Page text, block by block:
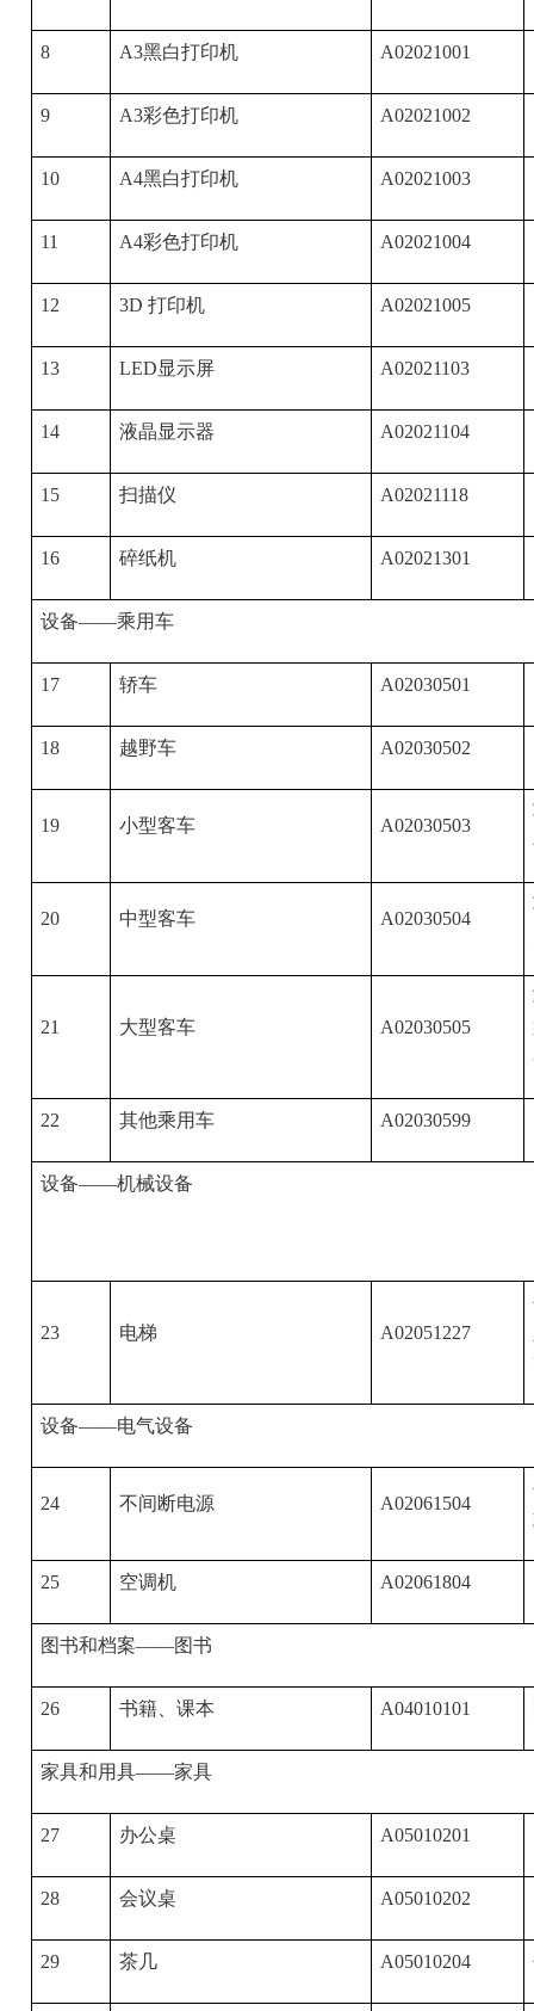
8 A3黑白打印机 A02021001
9 A3彩色打印机 A02021002
10 A4黑白打印机 A02021003
11 A4彩色打印机 A02021004
12 3D 打印机 A02021005
13 LED显示屏 A02021103
14 液晶显示器 A02021104
15 扫描仪 A02021118
16 碎纸机 A02021301
设备——乘用车
17 轿车 A02030501
18 越野车 A02030502
19 小型客车 A02030503
20 中型客车 A02030504
21 大型客车 A02030505
22 其他乘用车 A02030599
设备——机械设备
23 电梯 A02051227
设备——电气设备
24 不间断电源 A02061504
25 空调机 A02061804
图书和档案——图书
26 书籍、课本 A04010101
家具和用具——家具
27 办公桌 A05010201
28 会议桌 A05010202
29 茶几 A05010204